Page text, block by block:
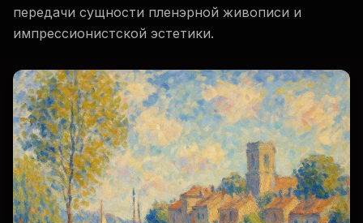
передачи сущности пленэрной живописи и
импрессионистской эстетики.